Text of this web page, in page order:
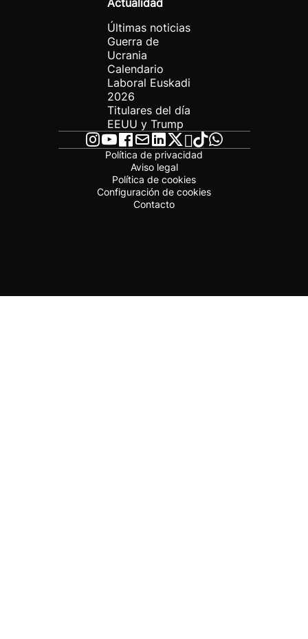
Actualidad
Últimas noticias
Guerra de
Ucrania
Calendario
Laboral Euskadi
2026
Titulares del día
EEUU y Trump
Política de privacidad
Aviso legal
Política de cookies
Configuración de cookies
Contacto